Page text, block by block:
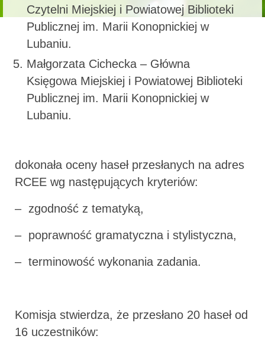
Czytelni Miejskiej i Powiatowej Biblioteki
Publicznej im. Marii Konopnickiej w
Lubaniu.
Małgorzata Cichecka – Główna
Księgowa Miejskiej i Powiatowej Biblioteki
Publicznej im. Marii Konopnickiej w
Lubaniu.
dokonała oceny haseł przesłanych na adres
RCEE wg następujących kryteriów:
– zgodność z tematyką,
– poprawność gramatyczna i stylistyczna,
– terminowość wykonania zadania.
Komisja stwierdza, że przesłano 20 haseł od
16 uczestników: